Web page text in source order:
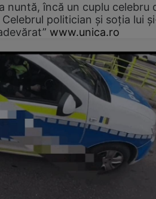
nuntă, încă un cuplu celebru
politician și soția lui
www.unica.ro